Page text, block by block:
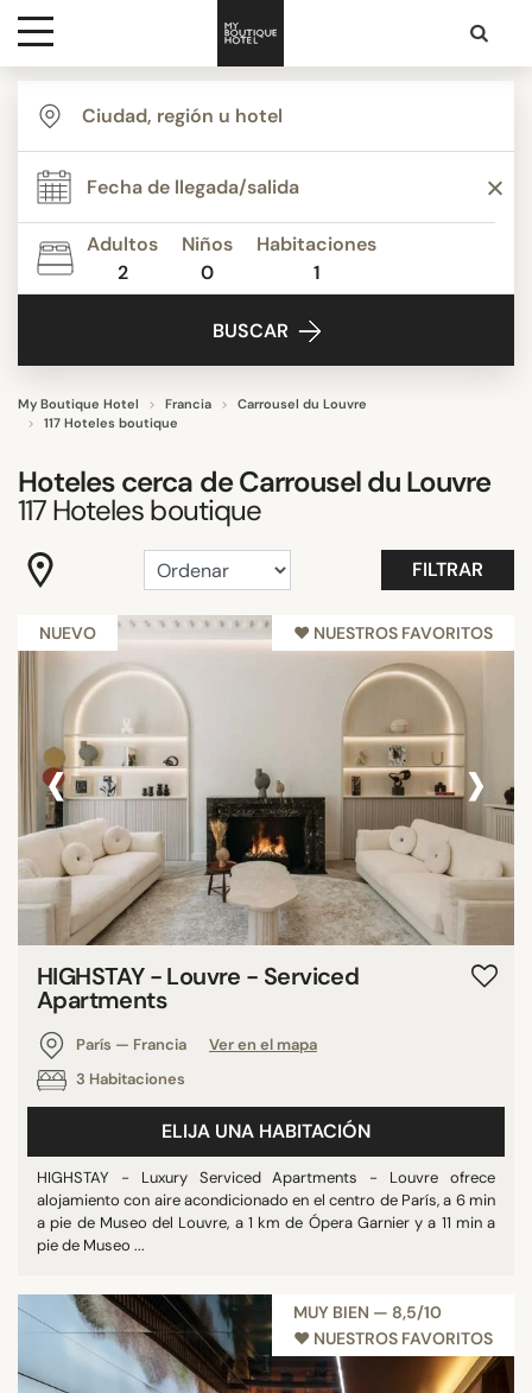
Destinos
Inspiración
Contacto
Adultos
2
Niños
0
Habitaciones
1
BUSCAR
My Boutique Hotel Francia
Carrousel du Louvre
117 Hoteles boutique
Hoteles cerca deCarrousel du Louvre
117Hoteles boutique
FILTRAR
ESTILO
TEMÁTICA
ESTRELLAS
PUNTUACIÓN
BUSCAR
NUEVO ♥︎ NUESTROS FAVORITOS
‹ ›
HIGHSTAY - Louvre - Serviced
Apartments
París — Francia
Ver en el mapa
3 Habitaciones
ELIJA UNA HABITACIÓN
HIGHSTAY - Luxury Serviced Apartments - Louvre ofrece
alojamiento con aire acondicionado en el centro de París, a 6 min
a pie de Museo del Louvre, a 1 km de Ópera Garnier y a 11 min a
pie de Museo ...
MUY BIEN — 8,5/10
♥︎ NUESTROS FAVORITOS